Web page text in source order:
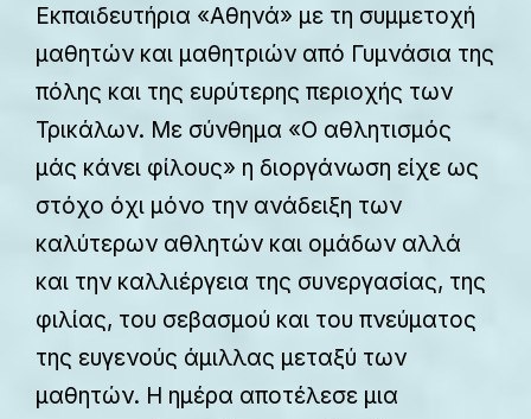
Εκπαιδευτήρια «Αθηνά» με τη συμμετοχή
μαθητών και μαθητριών από Γυμνάσια της
πόλης και της ευρύτερης περιοχής των
Τρικάλων. Με σύνθημα «Ο αθλητισμός
μάς κάνει φίλους» η διοργάνωση είχε ως
στόχο όχι μόνο την ανάδειξη των
καλύτερων αθλητών και ομάδων αλλά
και την καλλιέργεια της συνεργασίας, της
φιλίας, του σεβασμού και του πνεύματος
της ευγενούς άμιλλας μεταξύ των
μαθητών. Η ημέρα αποτέλεσε μια